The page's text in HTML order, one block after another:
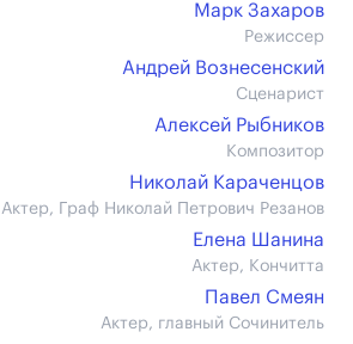
Марк Захаров
Режиссер
Андрей Вознесенский
Сценарист
Алексей Рыбников
Композитор
Николай Караченцов
Актер, Граф Николай Петрович Резанов
Елена Шанина
Актер, Кончитта
Павел Смеян
Актер, главный Сочинитель